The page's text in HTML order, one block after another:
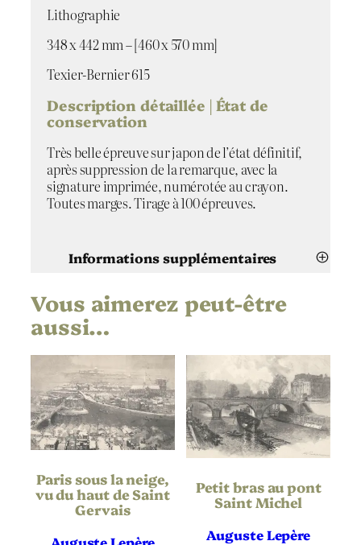
Lithographie
348 x 442 mm – [460 x 570 mm]
Texier-Bernier 615
Description détaillée | État de
conservation
Très belle épreuve sur japon de l’état définitif,
après suppression de la remarque, avec la
signature imprimée, numérotée au crayon.
Toutes marges. Tirage à 100 épreuves.
Informations supplémentaires
Attributs Valeur
Artiste Auguste Lepère
Date 1913
Technique Lithographie
Support | Papier Japon
Hauteur de
l’oeuvre (mm)
Vous aimerez peut-être
aussi…
Paris sous la neige,
vu du haut de Saint
Gervais
Petit bras au pont
Saint Michel
Auguste Lepère